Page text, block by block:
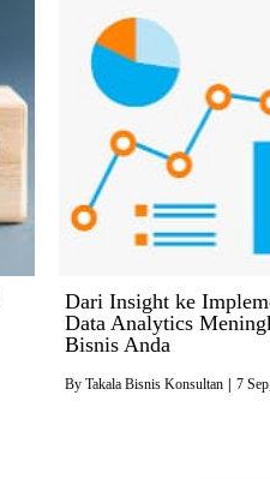
Dari Insight ke
Data Analytics
Bisnis Anda
By Takala Bisnis Konsultan 7